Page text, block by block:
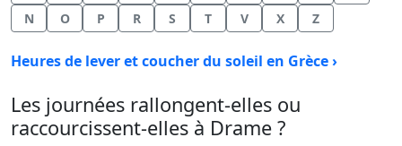
N
O P R S T V X Z
Heures de lever et coucher du soleil en Grèce ›
Les journées rallongent-elles ou
raccourcissent-elles à Drame ?